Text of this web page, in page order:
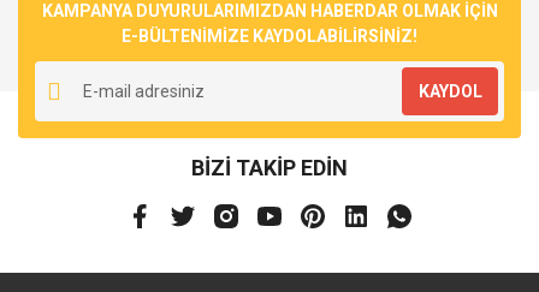
KAMPANYA DUYURULARIMIZDAN HABERDAR OLMAK İÇİN
E-BÜLTENİMİZE KAYDOLABİLİRSİNİZ!
KAYDOL
BİZİ TAKİP EDİN